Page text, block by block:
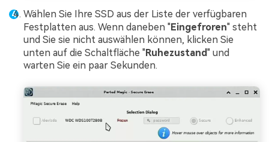
Wählen Sie Ihre SSD aus der Liste der verfügbaren
Festplatten aus. Wenn daneben "Eingefroren" steht
und Sie sie nicht auswählen können, klicken Sie
unten auf die Schaltfläche "Ruhezustand" und
warten Sie ein paar Sekunden.